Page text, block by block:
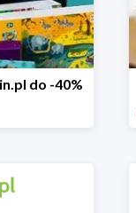
do -40%